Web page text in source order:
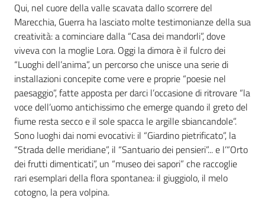
Qui, nel cuore della valle scavata dallo scorrere del
Marecchia, Guerra ha lasciato molte testimonianze della sua
creatività: a cominciare dalla “Casa dei mandorli”, dove
viveva con la moglie Lora. Oggi la dimora è il fulcro dei
“Luoghi dell’anima”, un percorso che unisce una serie di
installazioni concepite come vere e proprie “poesie nel
paesaggio”, fatte apposta per darci l’occasione di ritrovare “la
voce dell’uomo antichissimo che emerge quando il greto del
fiume resta secco e il sole spacca le argille sbiancandole”.
Sono luoghi dai nomi evocativi: il “Giardino pietrificato”, la
“Strada delle meridiane”, il “Santuario dei pensieri”... e l’“Orto
dei frutti dimenticati”, un “museo dei sapori” che raccoglie
rari esemplari della flora spontanea: il giuggiolo, il melo
cotogno, la pera volpina.